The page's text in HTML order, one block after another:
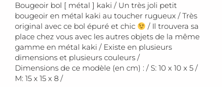
Bougeoir bol [ métal ] kaki / Un très joli petit
bougeoir en métal kaki au toucher rugueux / Très
original avec ce bol épuré et chic
/ Il trouvera sa
place chez vous avec les autres objets de la même
gamme en métal kaki / Existe en plusieurs
dimensions et plusieurs couleurs /
Dimensions de ce modèle (en cm) : / S: 10 x 10 x 5 /
M: 15 x 15 x 8 /